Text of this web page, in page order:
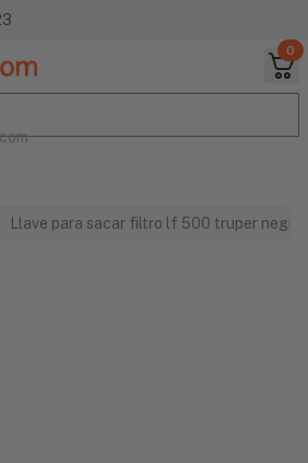
0
Llave para sacar filtro lf 500 truper negra